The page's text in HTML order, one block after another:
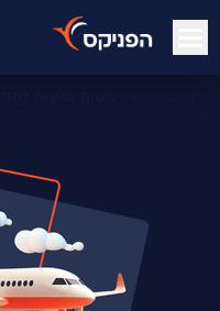
open mobile menu